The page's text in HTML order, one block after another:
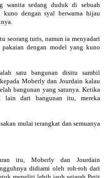
wanita sedang duduk di sebuah
kuno dengan syal berwarna hijau
seorang turis, namun ia menyadari
dengan model yang kuno
satu bangunan disitu sambil
Moberly dan Jourdain kalau
bangunan yang satunya. Ketika
lain dari bangunan itu, mereka
mulai terangkat dan semuanya
itu, Moberly dan Jourdain
didiami oleh roh-roh dari